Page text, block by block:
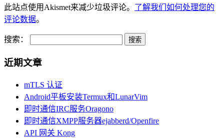
此站点使用Akismet来减少垃圾评论。
了解我们如何处理您的
评论数据。
搜索：
近期文章
mTLS 认证
Android平板安装Termux和LunarVim
即时通信IRC服务Oragono
即时通信XMPP服务器ejabberd/Openfire
API 网关 Kong